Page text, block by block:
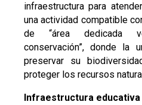
infraestructura para
una actividad compatible
de “área dedicada
conservación”, donde la
preservar su
proteger los recursos
Infraestructura educativa